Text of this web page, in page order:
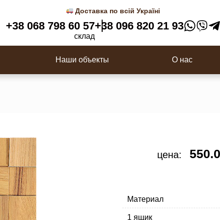
Доставка по всій Україні
+38 068 798 60 57
склад
+38 096 820 21 93
Наши объекты О нас
цена:
Материал
1 ящик